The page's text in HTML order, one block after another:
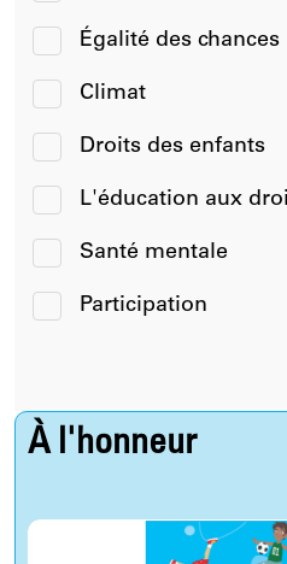
Égalité des chances
Climat
Droits des enfants
L'éducation aux
Santé mentale
Participation
À l'honneur